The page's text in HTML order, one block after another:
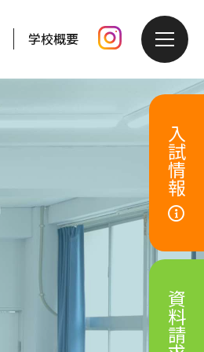
学校概要
入試情報
資料請求